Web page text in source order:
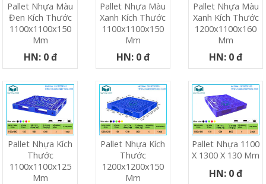
Pallet Nhựa Màu
Đen Kích Thước
1100x1100x150
Mm
HN: 0 đ
Pallet Nhựa Màu
Xanh Kích Thước
1100x1100x150
Mm
HN: 0 đ
Pallet Nhựa Màu
Xanh Kích Thước
1200x1100x160
Mm
HN: 0 đ
Pallet Nhựa Kích
Thước
1100x1100x125
Mm
Pallet Nhựa Kích
Thước
1200x1200x150
Mm
Pallet Nhựa 1100
X 1300 X 130 Mm
HN: 0 đ